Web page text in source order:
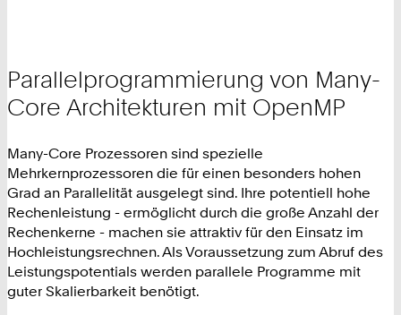
Parallelprogrammierung von Many-
Core Architekturen mit OpenMP
Many-Core Prozessoren sind spezielle
Mehrkernprozessoren die für einen besonders hohen
Grad an Parallelität ausgelegt sind. Ihre potentiell hohe
Rechenleistung - ermöglicht durch die große Anzahl der
Rechenkerne - machen sie attraktiv für den Einsatz im
Hochleistungsrechnen. Als Voraussetzung zum Abruf des
Leistungspotentials werden parallele Programme mit
guter Skalierbarkeit benötigt.